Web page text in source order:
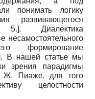
понимать логику
развивающегося
Диалектика
несамостоятельного
формирование
. В нашей статье мы
зрения парадигмы
Ж. Пиаже, для того
целостности